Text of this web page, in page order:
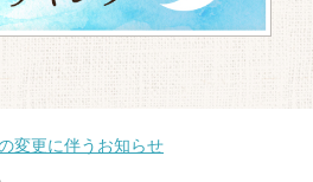
変更に伴うお知らせ